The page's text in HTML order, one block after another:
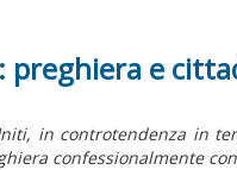
e
in controtendenza in
confessionalmente